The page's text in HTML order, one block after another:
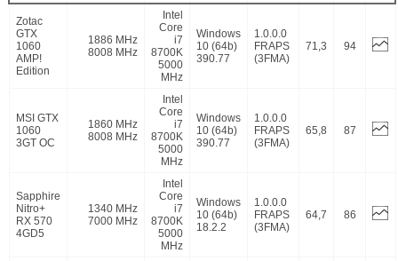
Zotac
GTX
1060
AMP!
Edition
1886 MHz
8008 MHz
Intel
Core
i7
8700K
5000
MHz
Windows
10 (64b)
390.77
1.0.0.0
FRAPS
(3FMA)
71,3 94
MSI GTX
1060
3GT OC
1860 MHz
8008 MHz
Intel
Core
i7
8700K
5000
MHz
Windows
10 (64b)
390.77
1.0.0.0
FRAPS
(3FMA)
65,8 87
Sapphire
Nitro+
RX 570
4GD5
1340 MHz
7000 MHz
Intel
Core
i7
8700K
5000
MHz
Windows
10 (64b)
18.2.2
1.0.0.0
FRAPS
(3FMA)
64,7 86